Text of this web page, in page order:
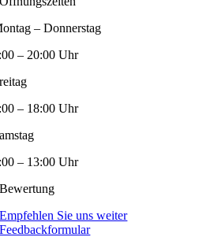
– Donnerstag
– 20:00 Uhr
– 18:00 Uhr
– 13:00 Uhr
Bewertung
Empfehlen Sie uns weiter
Feedbackformular